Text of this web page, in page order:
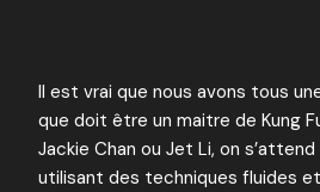
Il est vrai que nous avons tous
que doit être un maitre de Kung
Jackie Chan ou Jet Li, on
utilisant des techniques fluides